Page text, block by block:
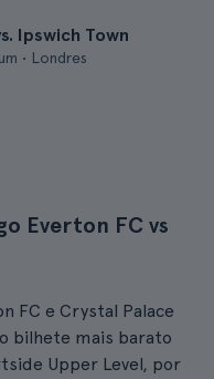
Ipswich Town
• Londres
Everton FC vs
FC e Crystal Palace
bilhete mais barato
Upper Level, por